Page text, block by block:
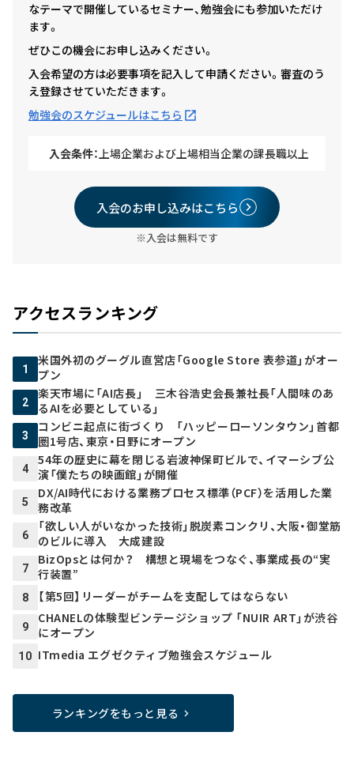
なテーマで開催しているセミナー、勉強会にも参加いただけ
ます。
ぜひこの機会にお申し込みください。
入会希望の方は必要事項を記入して申請ください。審査のう
え登録させていただきます。
勉強会のスケジュールはこちら
入会条件：上場企業および上場相当企業の課長職以上
入会のお申し込みはこちら
※入会は無料です
アクセスランキング
1
米国外初のグーグル直営店「Google Store 表参道」がオー
プン
2
楽天市場に「AI店長」 三木谷浩史会長兼社長「人間味のあ
るAIを必要としている」
3
コンビニ起点に街づくり 「ハッピーローソンタウン」首都
圏1号店、東京・日野にオープン
4
54年の歴史に幕を閉じる岩波神保町ビルで、イマーシブ公
演「僕たちの映画館」が開催
5
DX/AI時代における業務プロセス標準（PCF）を活用した業
務改革
6
「欲しい人がいなかった技術」脱炭素コンクリ、大阪・御堂筋
のビルに導入 大成建設
7
BizOpsとは何か？ 構想と現場をつなぐ、事業成長の“実
行装置”
8 【第5回】リーダーがチームを支配してはならない
9
CHANELの体験型ビンテージショップ 「NUIR ART」が渋谷
にオープン
10 ITmedia エグゼクティブ勉強会スケジュール
ランキングをもっと見る